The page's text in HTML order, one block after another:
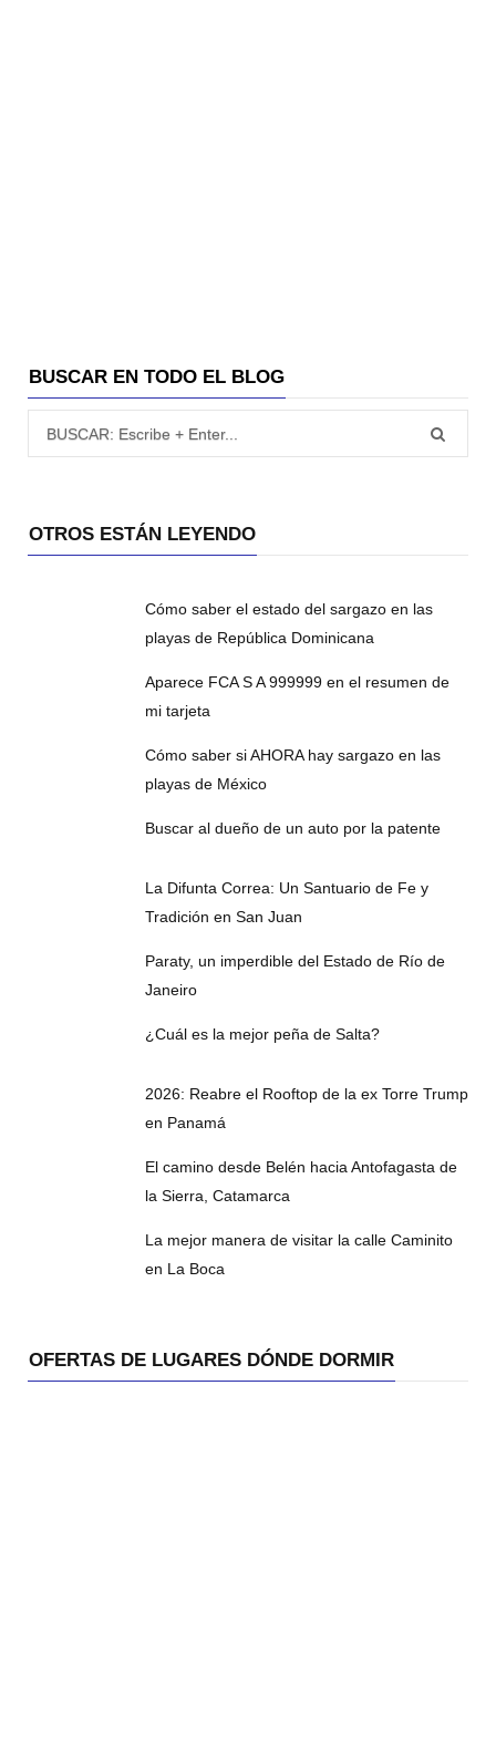
BUSCAR EN TODO EL BLOG
OTROS ESTÁN LEYENDO
Cómo saber el estado del sargazo en las
playas de República Dominicana
Aparece FCA S A 999999 en el resumen de
mi tarjeta
Cómo saber si AHORA hay sargazo en las
playas de México
Buscar al dueño de un auto por la patente
La Difunta Correa: Un Santuario de Fe y
Tradición en San Juan
Paraty, un imperdible del Estado de Río de
Janeiro
¿Cuál es la mejor peña de Salta?
2026: Reabre el Rooftop de la ex Torre Trump
en Panamá
El camino desde Belén hacia Antofagasta de
la Sierra, Catamarca
La mejor manera de visitar la calle Caminito
en La Boca
OFERTAS DE LUGARES DÓNDE DORMIR